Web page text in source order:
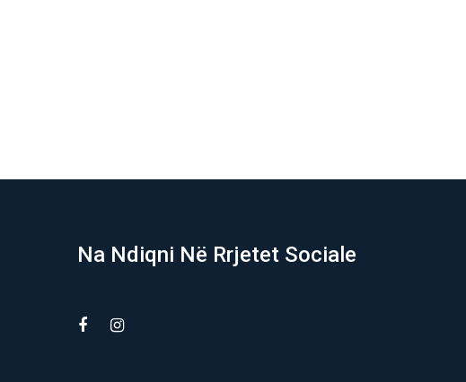
Na Ndiqni Në Rrjetet Sociale